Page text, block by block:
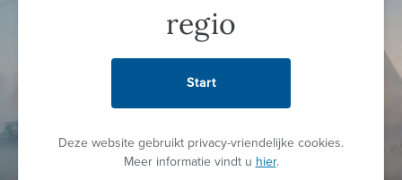
regio
Start
Deze website gebruikt privacy-vriendelijke cookies.
Meer informatie vindt u hier.